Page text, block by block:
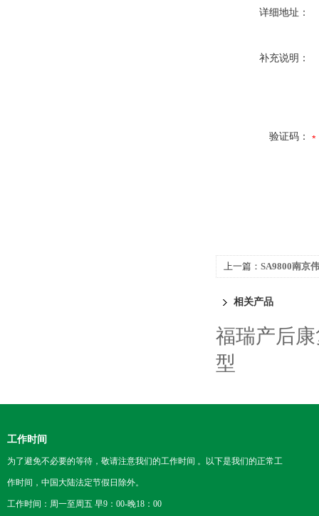
详细地址：
补充说明：
验证码：
上一篇： SA9800南京
相关产品
福瑞产后
型
工作时间
为了避免不必要的等待，敬请注意我们的工作时间 。以下是我们的正常工
作时间，中国大陆法定节假日除外。
工作时间：周一至周五 早9：00-晚18：00